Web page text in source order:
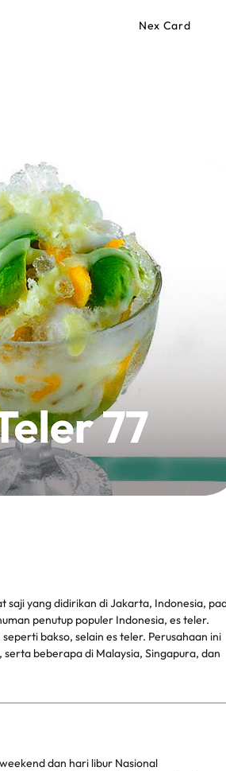
Nex Card
saji yang didirikan di Jakarta, Indonesia,
penutup populer Indonesia, es teler.
bakso, selain es teler. Perusahaan ini
beberapa di Malaysia, Singapura, dan
dan hari libur Nasional